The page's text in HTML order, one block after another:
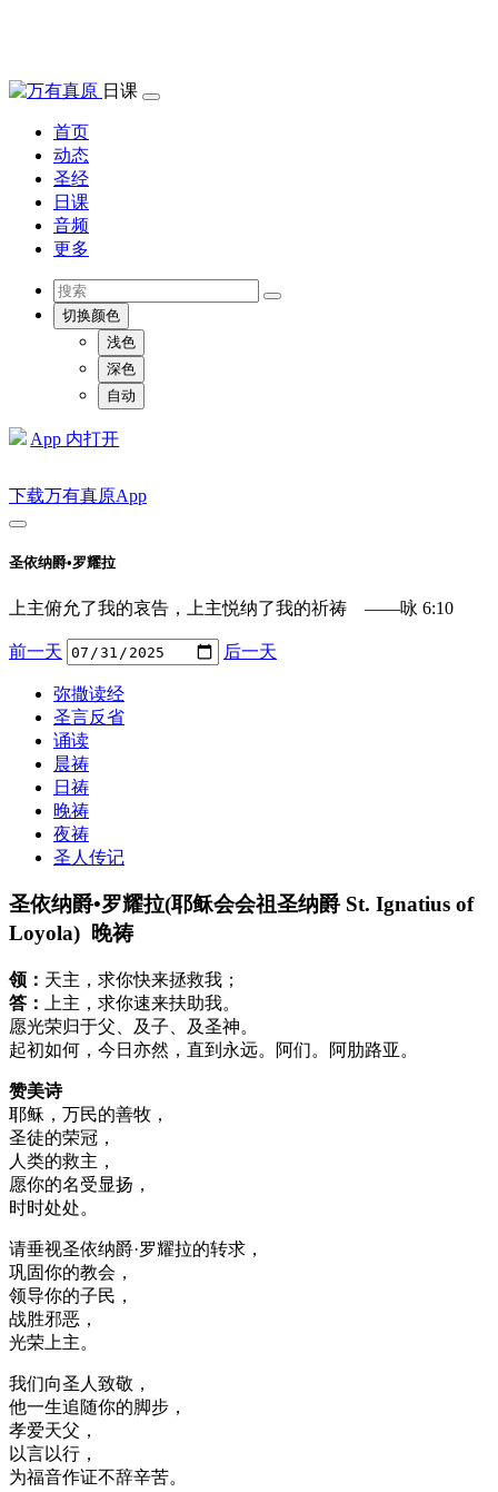
日课
首页
动态
圣经
日课
音频
更多
切换颜色
浅色
深色
自动
App 内打开
下载万有真原App
圣依纳爵•罗耀拉
上主俯允了我的哀告，上主悦纳了我的祈祷 ——咏 6:10
前一天 后一天
弥撒读经
圣言反省
诵读
晨祷
日祷
晚祷
夜祷
圣人传记
圣依纳爵•罗耀拉(耶稣会会祖圣纳爵 St. Ignatius of
Loyola) 晚祷
领： 天主，求你快来拯救我；
答：
上主，求你速来扶助我。
愿光荣归于父、及子、及圣神。
起初如何，今日亦然，直到永远。阿们。阿肋路亚。
赞美诗
耶稣，万民的善牧，
圣徒的荣冠，
人类的救主，
愿你的名受显扬，
时时处处。
请垂视圣依纳爵·罗耀拉的转求，
巩固你的教会，
领导你的子民，
战胜邪恶，
光荣上主。
我们向圣人致敬，
他一生追随你的脚步，
孝爱天父，
以言以行，
为福音作证不辞辛苦。